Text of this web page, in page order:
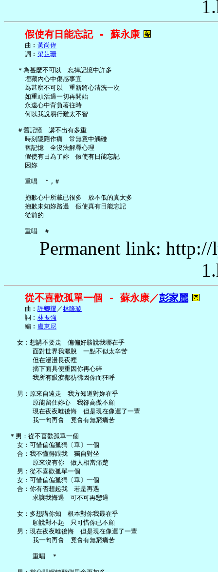
假使有日能忘記 - 蘇永康
     曲︰
黃尚偉
     詞︰
梁芷珊
   ＊為甚麼不可以　忘掉記憶中許多
     埋藏內心中傷感事宜
     為甚麼不可以　重新將心清洗一次
     如重頭活過一切再開始
     永遠心中背負著往時
     何以我說易行難太不智
   ＃舊記憶　講不出有多重
     時刻隱隱作痛　常無意中觸碰
     舊記憶　全沒法解釋心理
     假使有日為了妳　假使有日能忘記
     因妳
     重唱　＊,＃
     抱歉心中所載已很多　放不低的真太多
     抱歉未知妳路過　假使真有日能忘記
     從前的
Permanent link:
從不喜歡孤單一個 - 蘇永康／彭家麗
     曲︰
許卿耀 ／林隆璇
     詞︰
林振強
     編︰
盧東尼
   女：想講不要走　偏偏好勝說我哪在乎
       面對世界我灑脫　一點不似太辛苦
       但在漫漫長夜裡
       摘下面具便重因你再心碎
       我所有眼淚都彷彿因你而狂呼
   男：原來自遠走　我方知道對妳在乎
       原能留住妳心　我卻高傲不顧
       現在夜夜唯後悔　但是現在像遲了一輩
       我一句再會　竟會有無窮痛苦
＊男：從不喜歡孤單一個
   女：可惜偏偏孤獨〔單〕一個
   合：我不懂得跟我　獨自對坐
       原來沒有你　做人相當痛楚
   男：從不喜歡孤單一個
   女：可惜偏偏孤獨〔單〕一個
   合：你有否想起我　若是再遇
       求讓我悔過　可不可再戀過
   女：多想講你知　根本對你我最在乎
       願說對不起　只可惜你已不顧
   男：現在夜夜唯後悔　但是現在像遲了一輩
       我一句再會　竟會有無窮痛苦
       重唱　＊